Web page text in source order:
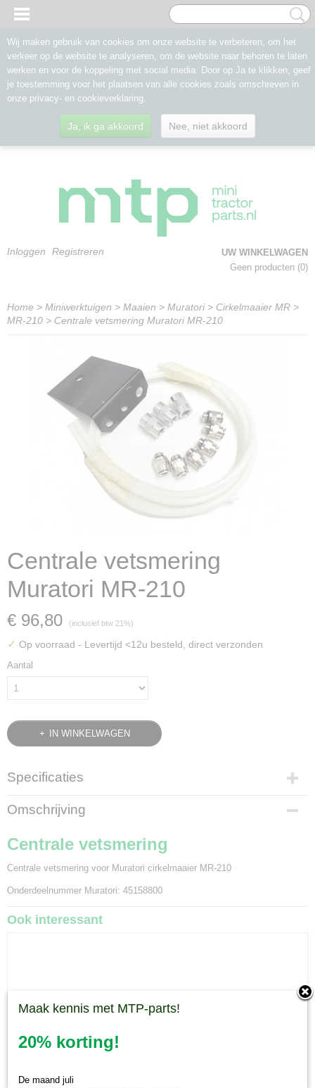
Inloggen Registreren
UW WINKELWAGEN
Geen producten (0)
Home > Miniwerktuigen > Maaien > Muratori> Cirkelmaaier MR >
MR-210 > Centrale vetsmering Muratori MR-210
Centrale vetsmering
Muratori MR-210
€ 96,80 (inclusief btw 21%)
✓ Op voorraad - Levertijd <12u besteld, direct verzonden
Aantal
IN WINKELWAGEN
Specificaties
Bruto gewicht
0,25 Kg
Omschrijving
Centrale vetsmering
Centrale vetsmering voor Muratori cirkelmaaier MR-210
Onderdeelnummer Muratori: 45158800
Ook interessant
Wij maken gebruik van cookies om onze website te verbeteren, om het
verkeer op de website te analyseren, om de website naar behoren te laten
werken en voor de koppeling met social media. Door op Ja te klikken, geef
je toestemming voor het plaatsen van alle cookies zoals omschreven in
onze privacy- en cookieverklaring.
Ja, ik ga akkoord Nee, niet akkoord
Maak kennis met MTP-parts!
20% korting!
De maand juli